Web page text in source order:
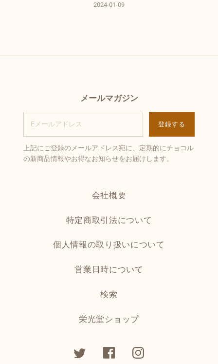
2024-01-09
メールマガジン
上記にご登録のメールアドレス宛に、定期的にチョコル
の新商品情報やお得なお知らせをお届けします。
会社概要
特定商取引法について
個人情報の取り扱いについて
営業日時について
検索
栄光堂ショップ